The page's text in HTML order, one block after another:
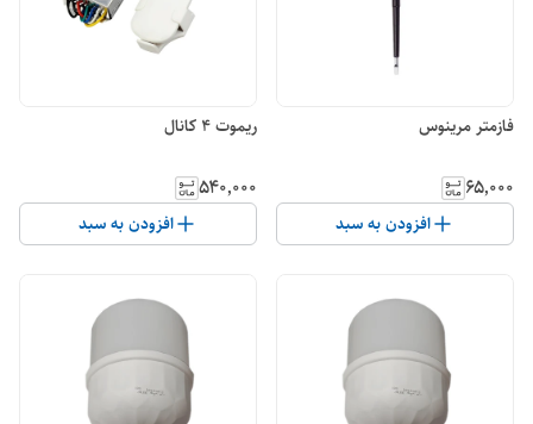
فازمتر مرینوس
۶۵٬۰۰۰
افزودن به سبد
ریموت 4 کانال
۵۴۰٬۰۰۰
افزودن به سبد